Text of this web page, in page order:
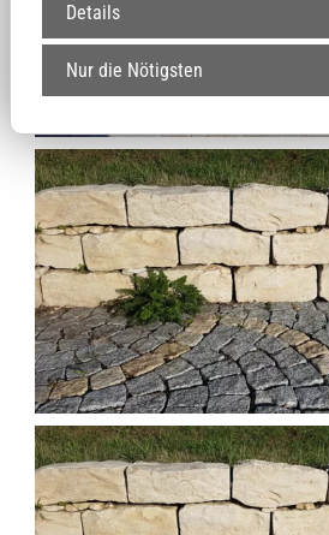
Details
Nur die Nötigsten